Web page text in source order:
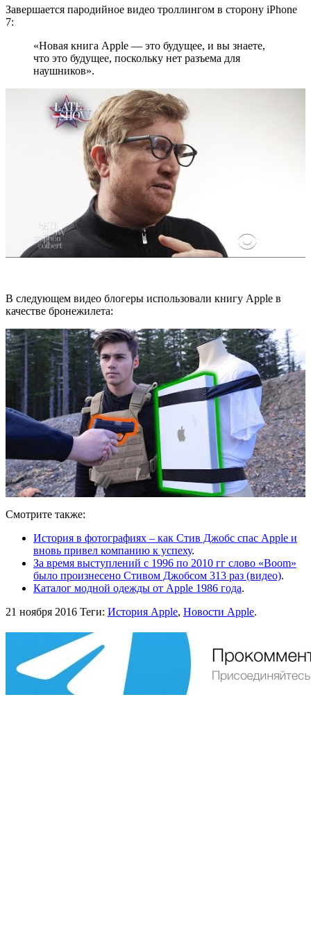
Завершается пародийное видео троллингом в сторону iPhone
7:
«Новая книга Apple — это будущее, и вы знаете,
что это будущее, поскольку нет разъема для
наушников».
В следующем видео блогеры использовали книгу Apple в
качестве бронежилета:
Смотрите также:
История в фотографиях – как Стив Джобс спас Apple и
вновь привел компанию к успеху.
За время выступлений с 1996 по 2010 гг слово «Boom»
было произнесено Стивом Джобсом 313 раз (видео).
Каталог модной одежды от Apple 1986 года.
21 ноября 2016 Теги: История Apple, Новости Apple.